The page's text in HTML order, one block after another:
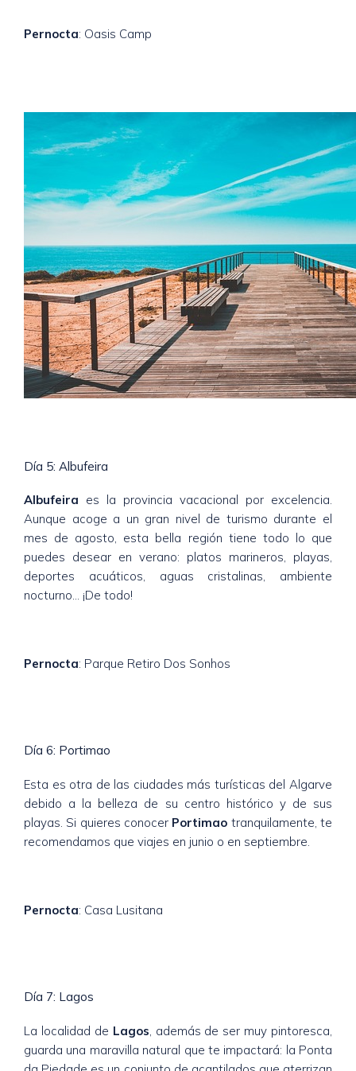
Pernocta: Oasis Camp
Día 5: Albufeira
Albufeira es la provincia vacacional por excelencia.
Aunque acoge a un gran nivel de turismo durante el
mes de agosto, esta bella región tiene todo lo que
puedes desear en verano: platos marineros, playas,
deportes acuáticos, aguas cristalinas, ambiente
nocturno… ¡De todo!
Pernocta: Parque Retiro Dos Sonhos
Día 6: Portimao
Esta es otra de las ciudades más turísticas del Algarve
debido a la belleza de su centro histórico y de sus
playas. Si quieres conocer Portimao tranquilamente, te
recomendamos que viajes en junio o en septiembre.
Pernocta: Casa Lusitana
Día 7: Lagos
La localidad de Lagos, además de ser muy pintoresca,
guarda una maravilla natural que te impactará: la Ponta